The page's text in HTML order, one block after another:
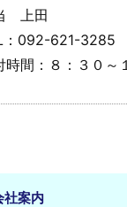
上田
092-621-3285
時間：８：３０～
社案内